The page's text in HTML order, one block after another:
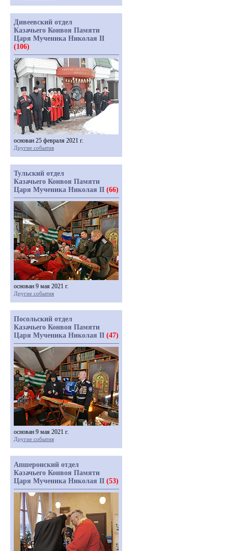
Дивеевский отдел
Казачьего Конвоя Памяти
Царя Мученика Николая II
(106)
основан 25 февраля 2021 г.
Другие события
Тульский отдел
Казачьего Конвоя Памяти
Царя Мученика Николая II (66)
основан 9 мая 2021 г.
Другие события
Посольский отдел
Казачьего Конвоя Памяти
Царя Мученика Николая II (47)
основан 9 мая 2021 г.
Другие события
Апшеронский отдел
Казачьего Конвоя Памяти
Царя Мученика Николая II (53)